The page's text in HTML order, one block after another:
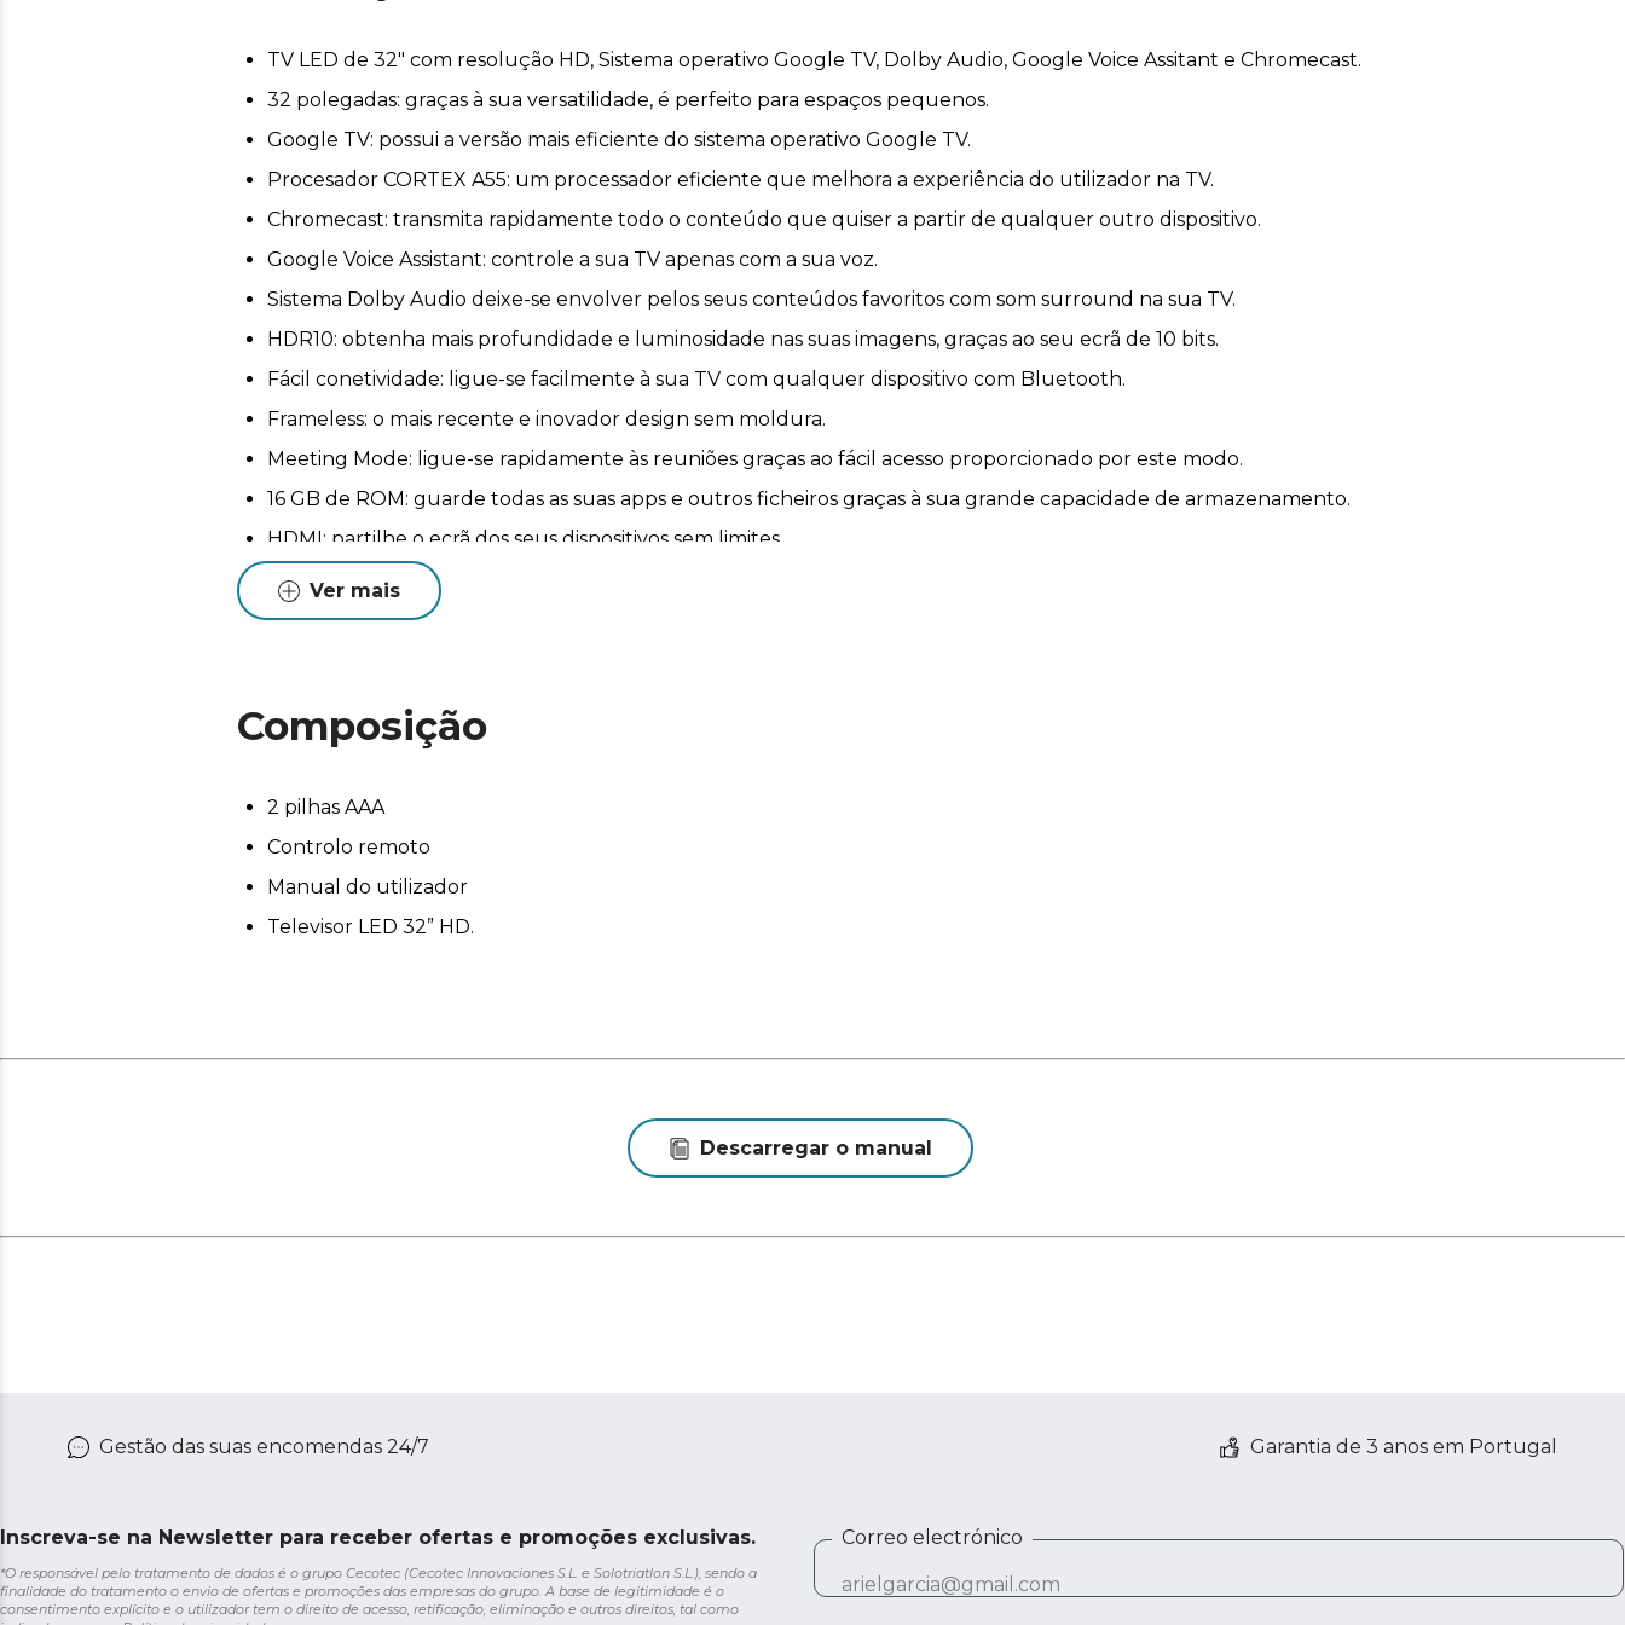
TV LED de 32" com resolução HD, Sistema operativo Google TV, Dolby Audio, Google Voice Assitant e Chromecast.
32 polegadas: graças à sua versatilidade, é perfeito para espaços pequenos.
Google TV: possui a versão mais eficiente do sistema operativo Google TV.
Procesador CORTEX A55: um processador eficiente que melhora a experiência do utilizador na TV.
Chromecast: transmita rapidamente todo o conteúdo que quiser a partir de qualquer outro dispositivo.
Google Voice Assistant: controle a sua TV apenas com a sua voz.
Sistema Dolby Audio deixe-se envolver pelos seus conteúdos favoritos com som surround na sua TV.
HDR10: obtenha mais profundidade e luminosidade nas suas imagens, graças ao seu ecrã de 10 bits.
Fácil conetividade: ligue-se facilmente à sua TV com qualquer dispositivo com Bluetooth.
Frameless: o mais recente e inovador design sem moldura.
Meeting Mode: ligue-se rapidamente às reuniões graças ao fácil acesso proporcionado por este modo.
16 GB de ROM: guarde todas as suas apps e outros ficheiros graças à sua grande capacidade de armazenamento.
HDMI: partilhe o ecrã dos seus dispositivos sem limites.
Ver mais
Composição
2 pilhas AAA
Controlo remoto
Manual do utilizador
Televisor LED 32” HD.
Descarregar o manual
Gestão das suas encomendas 24/7 Garantia de 3 anos em Portugal
Inscreva-se na Newsletter para receber ofertas e promoções exclusivas.
*O responsável pelo tratamento de dados é o grupo Cecotec (Cecotec Innovaciones S.L. e Solotriatlon S.L.), sendo a
finalidade do tratamento o envio de ofertas e promoções das empresas do grupo. A base de legitimidade é o
consentimento explícito e o utilizador tem o direito de acesso, retificação, eliminação e outros direitos, tal como
Correo electrónico